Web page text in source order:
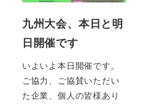
九州大会、本日と明
日開催です
いよいよ本日開催です。
ご協力、ご協賛いただい
た企業、個人の皆様あり